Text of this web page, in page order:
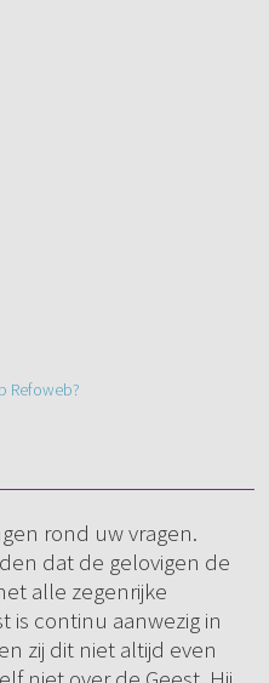
Refoweb?
rond uw vragen.
dat de gelovigen de
alle zegenrijke
is continu aanwezig in
zij dit niet altijd even